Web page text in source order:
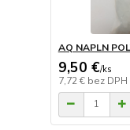
AQ NAPLN
9,50 €/ks
7,72 € bez DPH